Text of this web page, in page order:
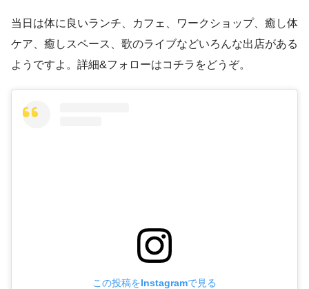
当日は体に良いランチ、カフェ、ワークショップ、癒し体
ケア、癒しスペース、歌のライブなどいろんな出店がある
ようですよ。詳細&フォローはコチラをどうぞ。
この投稿をInstagramで見る